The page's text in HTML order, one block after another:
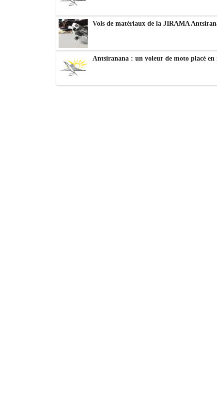
Vols de matériaux de la JIRAMA
Antsiranana : un voleur de moto placé en